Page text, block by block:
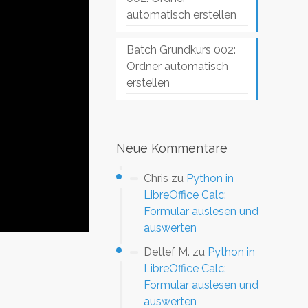
automatisch erstellen
Batch Grundkurs 002:
Ordner automatisch
erstellen
Neue Kommentare
Chris zu Python in
LibreOffice Calc:
Formular auslesen und
auswerten
Detlef M. zu Python in
LibreOffice Calc:
Formular auslesen und
auswerten